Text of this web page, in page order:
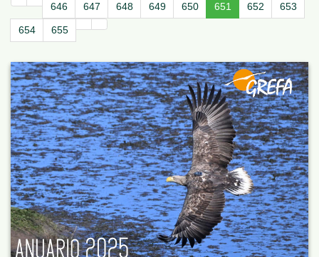
646 647 648 649 650 651 652 653
654 655